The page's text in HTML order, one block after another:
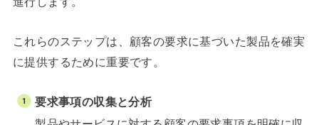
これらのステップは、顧客の要求に基づいた製品を確実
に提供するために重要です。
要求事項の収集と分析